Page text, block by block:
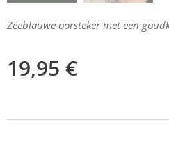
Zeeblauwe oorsteker met een
19,95 €